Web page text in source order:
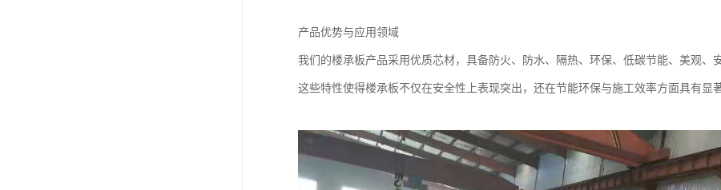
产品优势与应用领域
我们的楼承板产品采用优质芯材，具备防火、防水、隔热、环保、低碳节能、美观、
这些特性使得楼承板不仅在安全性上表现突出，还在节能环保与施工效率方面具有显